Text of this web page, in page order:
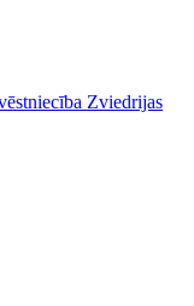
Zviedrijas